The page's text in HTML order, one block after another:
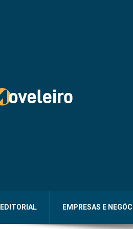
EDITORIAL EMPRESAS E